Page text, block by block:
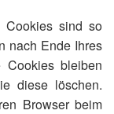
Cookies sind so
nach Ende Ihres
Cookies bleiben
diese löschen.
Browser beim